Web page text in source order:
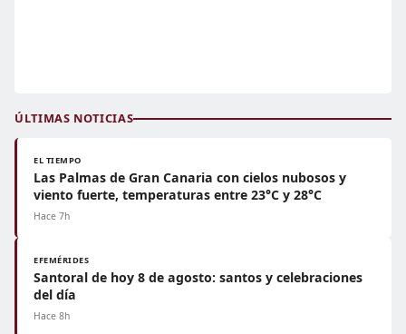
ÚLTIMAS NOTICIAS
EL TIEMPO
Las Palmas de Gran Canaria con cielos nubosos y
viento fuerte, temperaturas entre 23°C y 28°C
Hace 7h
EFEMÉRIDES
Santoral de hoy 8 de agosto: santos y celebraciones
del día
Hace 8h